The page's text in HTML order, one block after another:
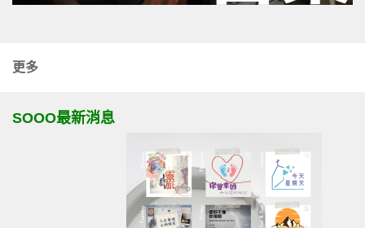
更多
SOOO最新消息